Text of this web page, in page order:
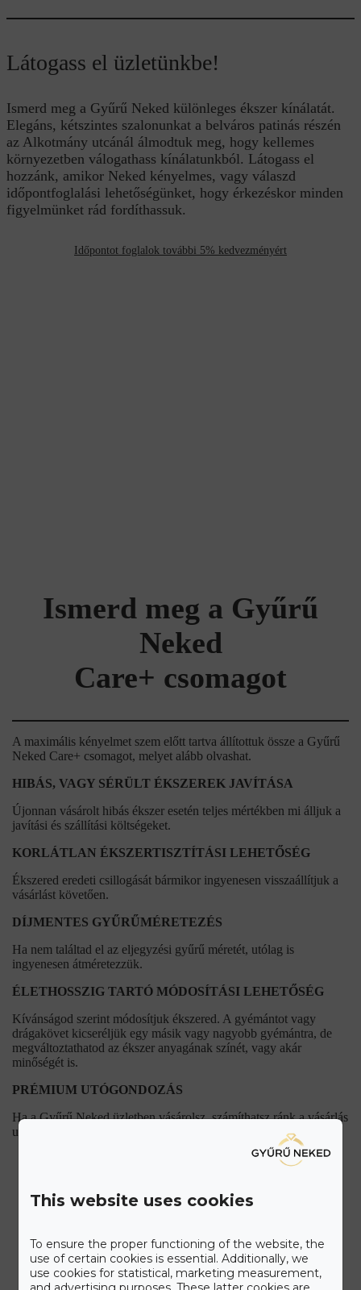
Látogass el üzletünkbe!
Ismerd meg a Gyűrű Neked különleges ékszer kínálatát.
Elegáns, kétszintes szalonunkat a belváros patinás részén
az Alkotmány utcánál álmodtuk meg, hogy kellemes
környezetben válogathass kínálatunkból. Látogass el
hozzánk, amikor Neked kényelmes, vagy válaszd
időpontfoglalási lehetőségünket, hogy érkezéskor minden
figyelmünket rád fordíthassuk.
Időpontot foglalok további 5% kedvezményért
Ismerd meg a Gyűrű
Neked
Care+ csomagot
A maximális kényelmet szem előtt tartva állítottuk össze a Gyűrű
Neked Care+ csomagot, melyet alább olvashat.
HIBÁS, VAGY SÉRÜLT ÉKSZEREK JAVÍTÁSA
Újonnan vásárolt hibás ékszer esetén teljes mértékben mi álljuk a
javítási és szállítási költségeket.
KORLÁTLAN ÉKSZERTISZTÍTÁSI LEHETŐSÉG
Ékszered eredeti csillogását bármikor ingyenesen visszaállítjuk a
vásárlást követően.
DÍJMENTES GYŰRŰMÉRETEZÉS
Ha nem találtad el az eljegyzési gyűrű méretét, utólag is
ingyenesen átméretezzük.
ÉLETHOSSZIG TARTÓ MÓDOSÍTÁSI LEHETŐSÉG
Kívánságod szerint módosítjuk ékszered. A gyémántot vagy
drágakövet kicseréljük egy másik vagy nagyobb gyémántra, de
megváltoztathatod az ékszer anyagának színét, vagy akár
minőségét is.
PRÉMIUM UTÓGONDOZÁS
Ha a Gyűrű Neked üzletben vásárolsz, számíthatsz ránk a vásárlás
után is. Kollégáink mindig a rendelkezésedre fognak állni.
TUDJ MEG TÖBBET A Gyűrű neked care+ csomagról
This website uses cookies
To ensure the proper functioning of the website, the
use of certain cookies is essential. Additionally, we
use cookies for statistical, marketing measurement,